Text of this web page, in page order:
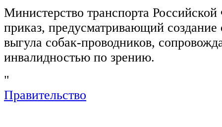
Министерство транспорта
приказ, предусматривающий создание
выгула собак-проводников,
инвалидностью по зрению.
"
Правительство